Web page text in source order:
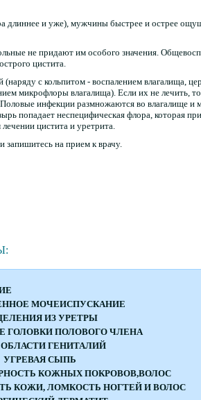
длиннее и уже), мужчины быстрее и острее
не придают им особого значения.
цистита.
с кольпитом - воспалением влагалища,
микрофлоры влагалища). Если их не лечить,
инфекции размножаются во влагалище и
попадает неспецифическая флора, которая
цистита и уретрита.
на прием к врачу.
МОЧЕИСПУСКАНИЕ
ИЗ УРЕТРЫ
ГОЛОВКИ ПОЛОВОГО ЧЛЕНА
ОБЛАСТИ ГЕНИТАЛИЙ
УГРЕВАЯ СЫПЬ
КОЖНЫХ ПОКРОВОВ,ВОЛОС
КОЖИ, ЛОМКОСТЬ НОГТЕЙ И ВОЛОС